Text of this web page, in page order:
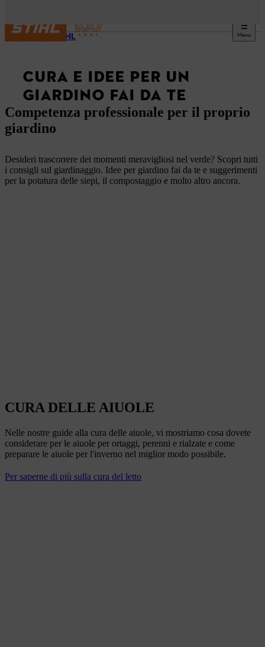
Menu
DIY STIHL
CURA E IDEE PER UN
GIARDINO FAI DA TE
Competenza professionale per il proprio
giardino
Desideri trascorrere dei momenti meravigliosi nel verde? Scopri tutti
i consigli sul giardinaggio. Idee per giardino fai da te e suggerimenti
per la potatura delle siepi, il compostaggio e molto altro ancora.
CURA DELLE AIUOLE
Nelle nostre guide alla cura delle aiuole, vi mostriamo cosa dovete
considerare per le aiuole per ortaggi, perenni e rialzate e come
preparare le aiuole per l'inverno nel miglior modo possibile.
Per saperne di più sulla cura del letto